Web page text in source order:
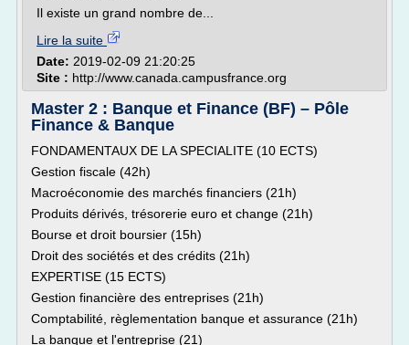
Il existe un grand nombre de...
Lire la suite
Date: 2019-02-09 21:20:25
Site : http://www.canada.campusfrance.org
Master 2 : Banque et Finance (BF) – Pôle
Finance & Banque
FONDAMENTAUX DE LA SPECIALITE (10 ECTS)
Gestion fiscale (42h)
Macroéconomie des marchés financiers (21h)
Produits dérivés, trésorerie euro et change (21h)
Bourse et droit boursier (15h)
Droit des sociétés et des crédits (21h)
EXPERTISE (15 ECTS)
Gestion financière des entreprises (21h)
Comptabilité, règlementation banque et assurance (21h)
La banque et l'entreprise (21)